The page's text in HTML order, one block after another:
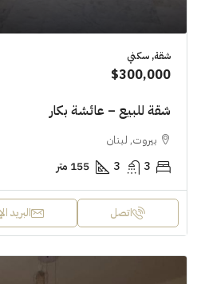
شقة, سكني
$300,000
شقة للبيع – عائشة بكار
بيروت, لبنان
3
3 155 متر
اتصل البريد